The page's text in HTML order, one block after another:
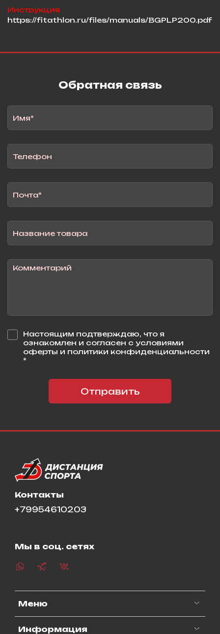
Инструкция
https://fitathlon.ru/files/manuals/BGPLP200.pdf
Обратная связь
Настоящим подтверждаю, что я
ознакомлен и согласен с условиями
оферты и политики конфиденциальности
*
Отправить
Меню
Информация
Контакты
+79954610203
Мы в соц. сетях